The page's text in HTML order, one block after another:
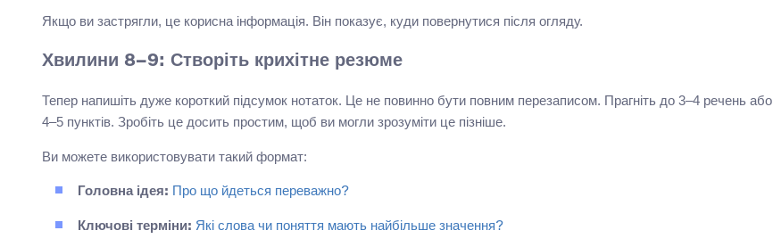
Якщо ви застрягли, це корисна інформація. Він показує, куди повернутися після огляду.
Хвилини 8–9: Створіть крихітне резюме
Тепер напишіть дуже короткий підсумок нотаток. Це не повинно бути повним перезаписом. Прагніть до 3–4 речень або
4–5 пунктів. Зробіть це досить простим, щоб ви могли зрозуміти це пізніше.
Ви можете використовувати такий формат:
Головна ідея: Про що йдеться переважно?
Ключові терміни: Які слова чи поняття мають найбільше значення?